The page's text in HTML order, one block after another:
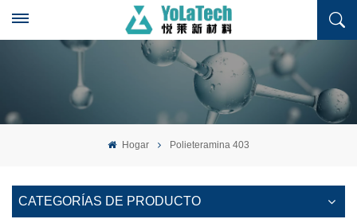
Hogar Polieteramina 403
CATEGORÍAS DE PRODUCTO